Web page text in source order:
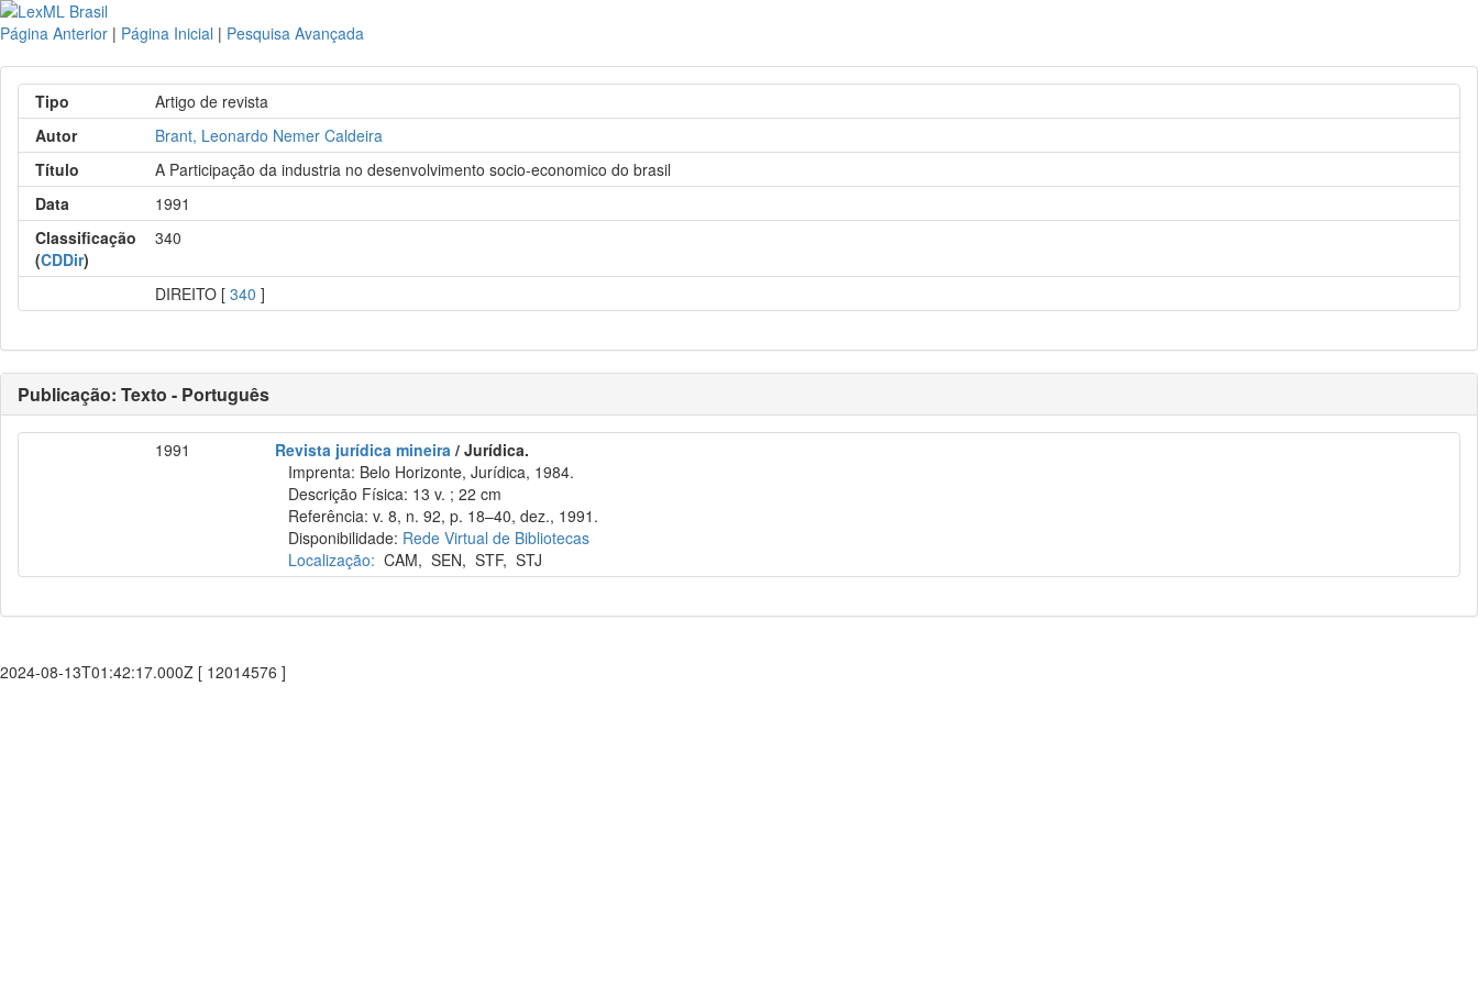
Página Anterior | Página Inicial | Pesquisa Avançada
Tipo
Artigo de revista
Autor
Brant, Leonardo Nemer Caldeira
Título
A Participação da industria no desenvolvimento socio-economico do brasil
Data
1991
Classificação
(CDDir)
340
DIREITO [340 ]
Publicação: Texto - Português
1991 Revista jurídica mineira / Jurídica.
Imprenta: Belo Horizonte, Jurídica, 1984.
Descrição Física: 13 v. ; 22 cm
Referência: v. 8, n. 92, p. 18–40, dez., 1991.
Disponibilidade: Rede Virtual de Bibliotecas
Localização: CAM,SEN,STF,STJ
2024-08-13T01:42:17.000Z [ 12014576 ]